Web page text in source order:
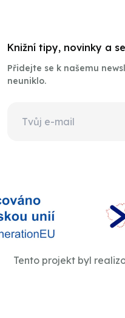
Knižní tipy, novinky a
Přidejte se k našemu
neuniklo.
Tento projekt byl